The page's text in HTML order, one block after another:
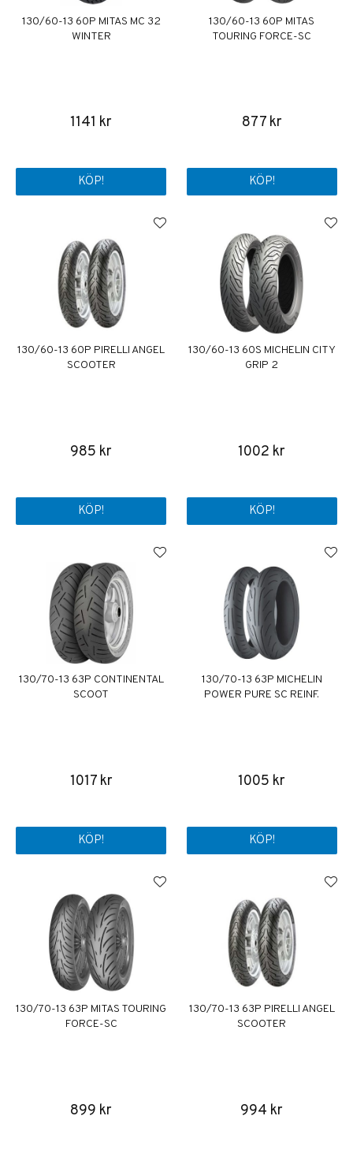
130/60-13 60P MITAS MC 32
WINTER
1141 kr
KÖP!
130/60-13 60P MITAS
TOURING FORCE-SC
877 kr
KÖP!
130/60-13 60P PIRELLI ANGEL
SCOOTER
985 kr
KÖP!
130/60-13 60S MICHELIN CITY
GRIP 2
1002 kr
KÖP!
130/70-13 63P CONTINENTAL
SCOOT
1017 kr
KÖP!
130/70-13 63P MICHELIN
POWER PURE SC REINF.
1005 kr
KÖP!
130/70-13 63P MITAS TOURING
FORCE-SC
899 kr
130/70-13 63P PIRELLI ANGEL
SCOOTER
994 kr